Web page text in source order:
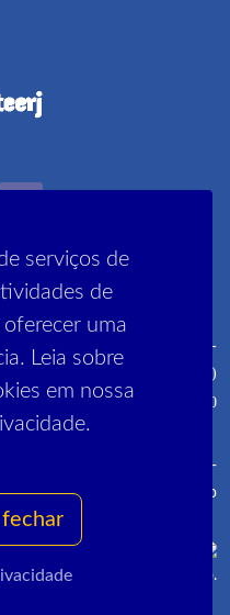
serviços de
de
uma
Leia sobre
em nossa
- Centro - CEP: 20030-
(próximo ao metrô Cinelândia)
Grande - CEP 23052-220
Sinpro-
Rio
Rights Reserved by Sinpro-Rio.